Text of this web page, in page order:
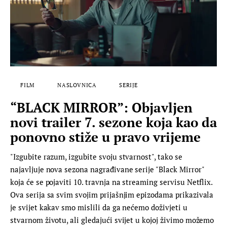
FILM NASLOVNICA SERIJE
“BLACK MIRROR”: Objavljen
novi trailer 7. sezone koja kao da
ponovno stiže u pravo vrijeme
"Izgubite razum, izgubite svoju stvarnost", tako se
najavljuje nova sezona nagrađivane serije "Black Mirror"
koja će se pojaviti 10. travnja na streaming servisu Netflix.
Ova serija sa svim svojim prijašnjim epizodama prikazivala
je svijet kakav smo mislili da ga nećemo doživjeti u
stvarnom životu, ali gledajući svijet u kojoj živimo možemo